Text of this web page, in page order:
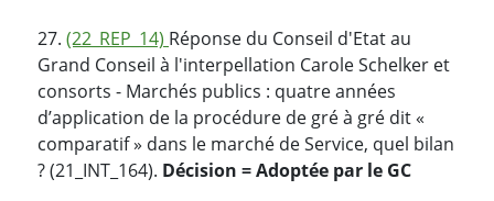
27. (22_REP_14) Réponse du Conseil d'Etat au
Grand Conseil à l'interpellation Carole Schelker et
consorts - Marchés publics : quatre années
d’application de la procédure de gré à gré dit «
comparatif » dans le marché de Service, quel bilan
? (21_INT_164). Décision = Adoptée par le GC